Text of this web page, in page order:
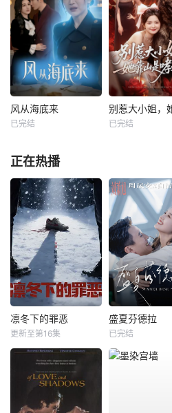
风从海底来
已完结 已完结
正在热播
凛冬下的罪恶
更新至第16集
盛夏芬德拉
已完结